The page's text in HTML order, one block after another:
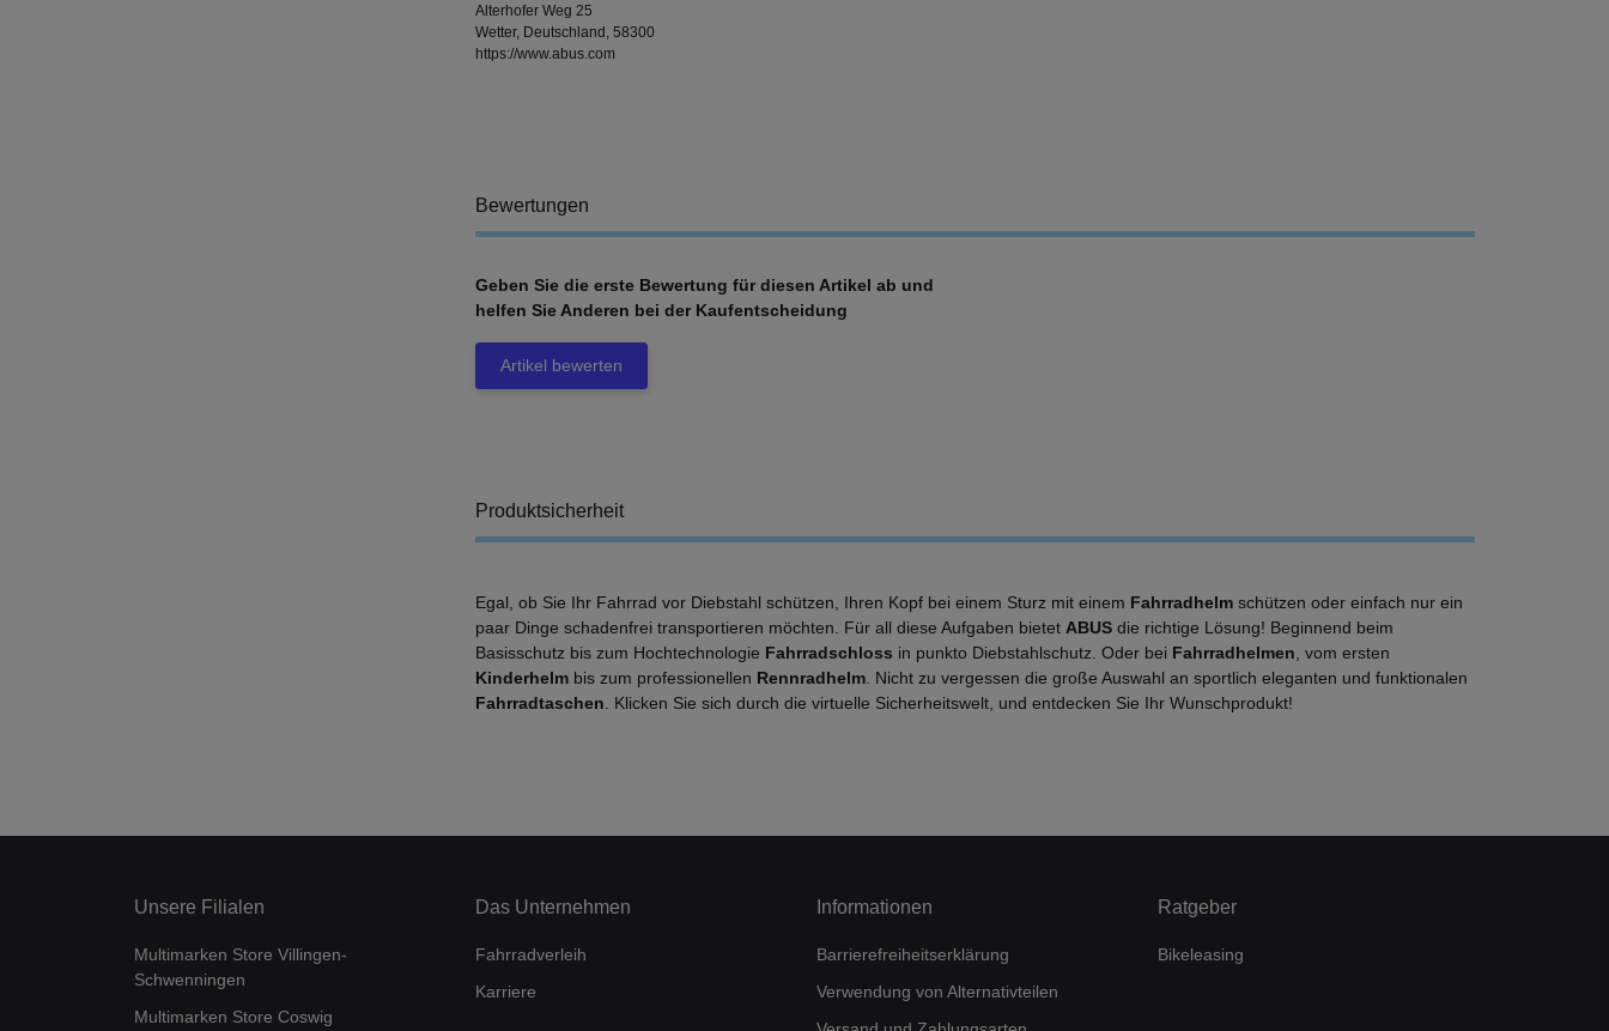
Alterhofer Weg 25
Wetter, Deutschland, 58300
https://www.abus.com
Bewertungen
Geben Sie die erste Bewertung für diesen Artikel ab und
helfen Sie Anderen bei der Kaufentscheidung
Artikel bewerten
Produktsicherheit
Egal, ob Sie Ihr Fahrrad vor Diebstahl schützen, Ihren Kopf bei einem Sturz mit einem Fahrradhelm schützen oder einfach nur ein
paar Dinge schadenfrei transportieren möchten. Für all diese Aufgaben bietet ABUS die richtige Lösung! Beginnend beim
Basisschutz bis zum Hochtechnologie Fahrradschloss in punkto Diebstahlschutz. Oder bei Fahrradhelmen, vom ersten
Kinderhelm bis zum professionellen Rennradhelm. Nicht zu vergessen die große Auswahl an sportlich eleganten und funktionalen
Fahrradtaschen. Klicken Sie sich durch die virtuelle Sicherheitswelt, und entdecken Sie Ihr Wunschprodukt!
Unsere Filialen
Multimarken Store Villingen-
Schwenningen
Multimarken Store Coswig
Das Unternehmen
Fahrradverleih
Karriere
Informationen
Barrierefreiheitserklärung
Verwendung von Alternativteilen
Ratgeber
Bikeleasing